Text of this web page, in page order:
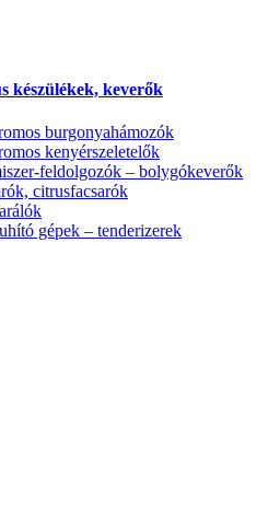
készülékek, keverők
burgonyahámozók
kenyérszeletelők
feldolgozók – bolygókeverők
citrusfacsarók
gépek – tenderizerek